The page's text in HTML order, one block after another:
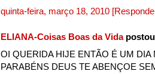
quinta-feira, março 18, 2010
ELIANA-Coisas Boas da Vidapostou
OI QUERIDA HIJE ENTÃO É UM
PARABÉNS DEUS TE ABENÇOE